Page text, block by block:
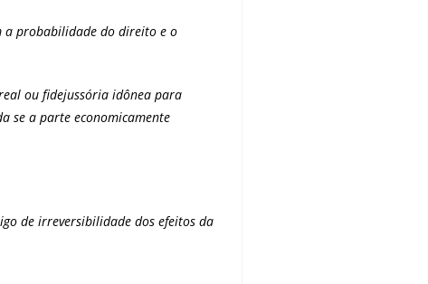
a probabilidade do direito e o
ou fidejussória idônea para
se a parte economicamente
de irreversibilidade dos efeitos da